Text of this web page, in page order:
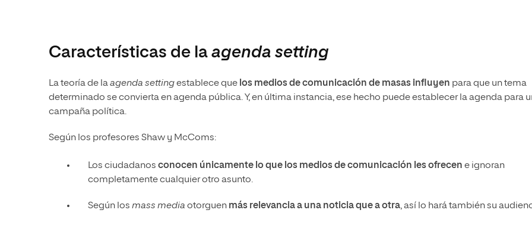
Características de la agenda setting
La teoría de laagenda settingestablece que los medios de comunicación de masas influyen para que un tema
determinado se convierta en agenda pública. Y, en última instancia, ese hecho puede establecer la agenda para
campaña política.
Según los profesores Shaw y McComs:
Los ciudadanos conocen únicamente lo que los medios de comunicación les ofrecen e ignoran
completamente cualquier otro asunto.
Según los mass media otorguen más relevancia a una noticia que a otra, así lo hará también su